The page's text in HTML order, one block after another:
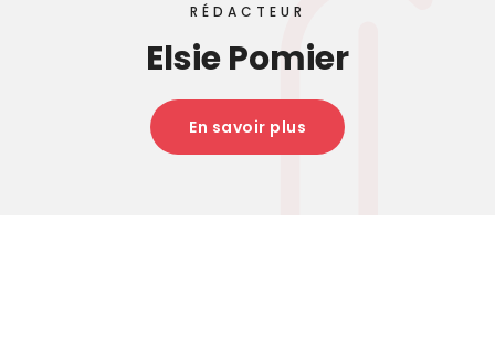
RÉDACTEUR
Elsie Pomier
En savoir plus